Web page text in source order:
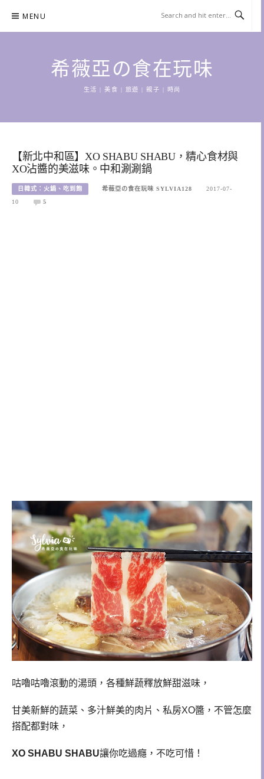
content
MENU
希薇亞の食在玩味
生活 | 美食 | 旅遊 | 親子 | 時尚
【新北中和區】XO SHABU SHABU，精心食材與
XO沾醬的美滋味。中和涮涮鍋
日韓式：火鍋、吃到飽 希薇亞の食在玩味 SYLVIA128
2017-07-
10
5
咕嚕咕嚕滾動的湯頭，各種鮮蔬釋放鮮甜滋味，
甘美新鮮的蔬菜、多汁鮮美的肉片、私房XO醬，不管怎麼
搭配都對味，
XO SHABU SHABU讓你吃過癮，不吃可惜！